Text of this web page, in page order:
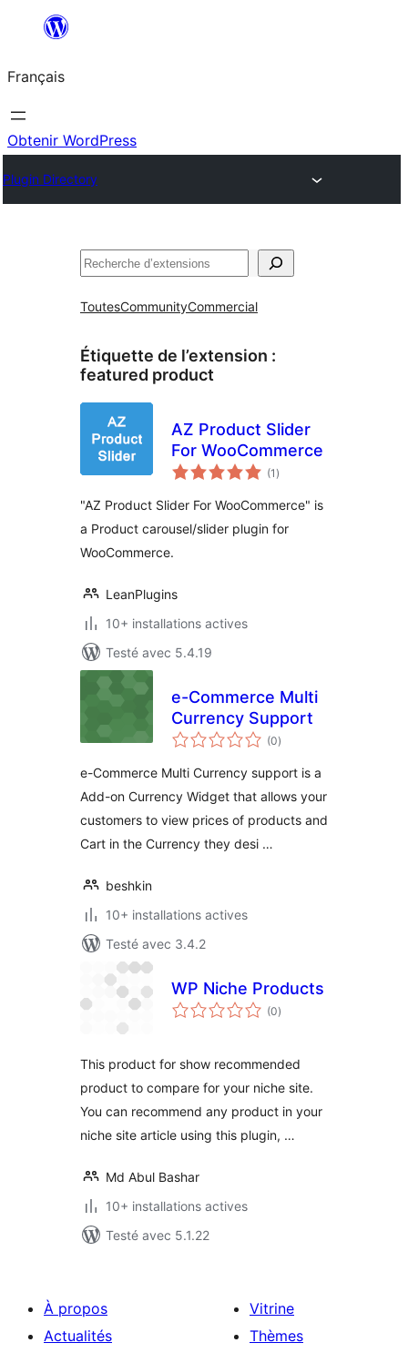
contenu
Français
Obtenir WordPress
Plugin Directory
Rechercher
ToutesCommunityCommercial
Étiquette de l’extension :
featured product
AZ Product Slider
For WooCommerce
(1 notes
en
)
"AZ Product Slider For WooCommerce" is
a Product carousel/slider plugin for
WooCommerce.
LeanPlugins
10+ installations actives
Testé avec 5.4.19
e-Commerce Multi
Currency Support
(0notes
en
)
e-Commerce Multi Currency support is a
Add-on Currency Widget that allows your
customers to view prices of products and
Cart in the Currency they desi …
beshkin
10+ installations actives
Testé avec 3.4.2
WP Niche Products
(0notes
en
)
This product for show recommended
product to compare for your niche site.
You can recommend any product in your
niche site article using this plugin, …
Md Abul Bashar
10+ installations actives
Testé avec 5.1.22
À propos
Actualités
Vitrine
Thèmes